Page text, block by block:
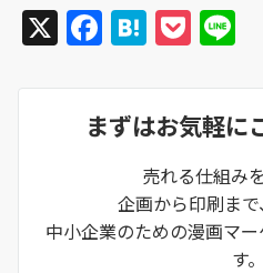
X F
a
c
e
o
o
H
at
e
n
a
P
o
c
k
et
e
まずはお気軽に
売れる仕組み
企画から印刷まで
中小企業のための漫画マ
す。